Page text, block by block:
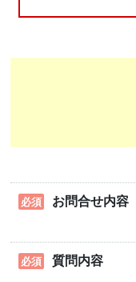
必須 お問合せ内容
必須 質問内容